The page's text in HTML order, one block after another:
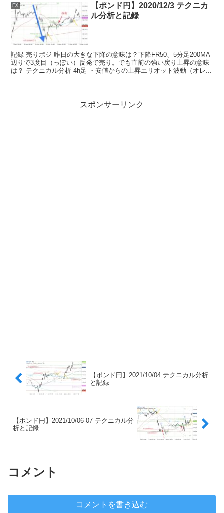
FX
【ポンド円】2020/12/3 テクニカ
ル分析と記録
記録 売りポジ 昨日の大きな下降の意味は？下降FR50、5分足200MA
辺りで3度目（っぽい）反発で売り。でも直前の強い戻り上昇の意味
は？ テクニカル分析 4h足 ・安値からの上昇エリオット波動（オレ...
スポンサーリンク
【ポンド円】2021/10/04 テクニカル分析
と記録
【ポンド円】2021/10/06-07 テクニカル分
析と記録
コメント
コメントを書き込む